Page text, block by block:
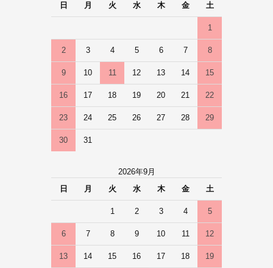
日
月 火 水 木 金 土
1
2 3 4 5 6 7 8
9 10 11 12 13 14 15
16 17 18 19 20 21 22
23 24 25 26 27 28 29
30 31
2026年9月
日
月 火 水 木 金 土
1 2 3 4 5
6 7 8 9 10 11 12
13 14 15 16 17 18 19